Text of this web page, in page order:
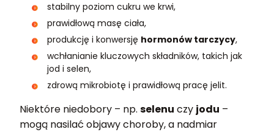
stabilny poziom cukru we krwi,
prawidłową masę ciała,
produkcję i konwersję hormonów tarczycy,
wchłanianie kluczowych składników, takich jak
jod i selen,
zdrową mikrobiotę i prawidłową pracę jelit.
Niektóre niedobory – np. selenu czy jodu –
mogą nasilać objawy choroby, a nadmiar